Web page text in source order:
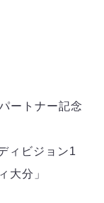
ートナー記念
ィビジョン1
大分」